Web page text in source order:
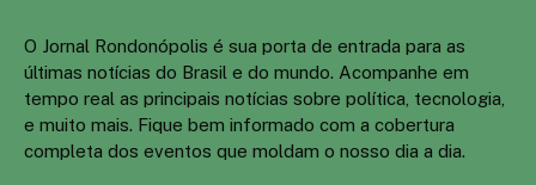
O Jornal Rondonópolis é sua porta de entrada para as
últimas notícias do Brasil e do mundo. Acompanhe em
tempo real as principais notícias sobre política, tecnologia,
e muito mais. Fique bem informado com a cobertura
completa dos eventos que moldam o nosso dia a dia.